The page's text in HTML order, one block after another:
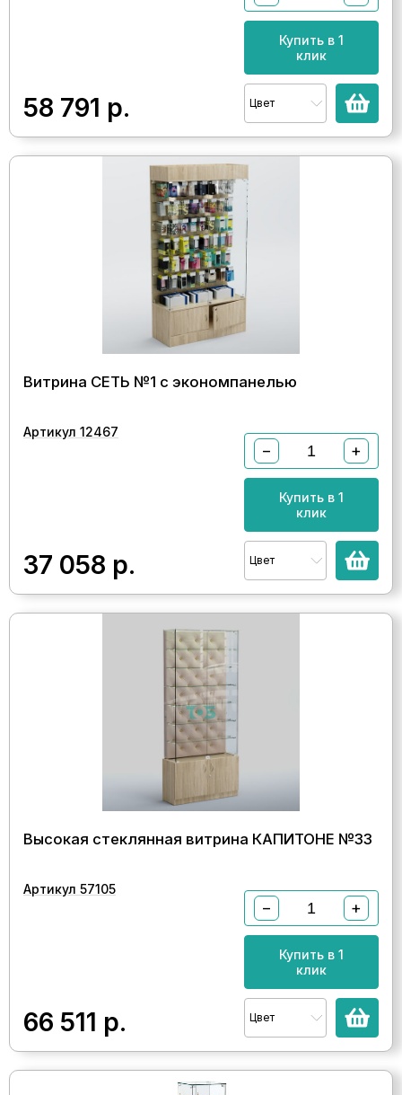
58 791 р.
Купить в 1
клик
Цвет
Витрина СЕТЬ №1 с экономпанелью
Артикул 12467
37 058 р.
− +
Купить в 1
клик
Цвет
Высокая стеклянная витрина КАПИТОНЕ №33
Артикул 57105
66 511 р.
− +
Купить в 1
клик
Цвет